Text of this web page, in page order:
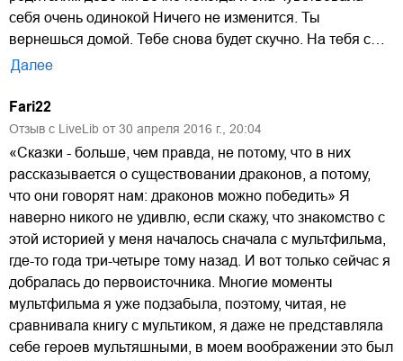
себя очень одинокой Ничего не изменится. Ты
вернешься домой. Тебе снова будет скучно. На тебя с…
Далее
Fari22
Отзыв с LiveLib от 30 апреля 2016 г., 20:04
«Сказки - больше, чем правда, не потому, что в них
рассказывается о существовании драконов, а потому,
что они говорят нам: драконов можно победить» Я
наверно никого не удивлю, если скажу, что знакомство с
этой историей у меня началось сначала с мультфильма,
где-то года три-четыре тому назад. И вот только сейчас я
добралась до первоисточника. Многие моменты
мультфильма я уже подзабыла, поэтому, читая, не
сравнивала книгу с мультиком, я даже не представляла
себе героев мультяшными, в моем воображении это был